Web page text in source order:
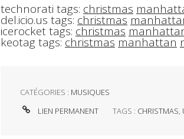
technorati tags: christmas
del.icio.us tags: christmas
icerocket tags: christmas
keotag tags:christmas manhattan
CATÉGORIES : MUSIQUES
LIEN PERMANENT
TAGS : CHRISTMAS,